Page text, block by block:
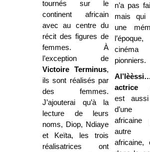
tournés sur le
continent africain
avec au centre du
récit des figures de
femmes. À
l’exception de
Victoire Terminus,
ils sont réalisés par
des femmes.
J’ajouterai qu’à la
lecture de leurs
noms, Diop, Ndiaye
et Keïta, les trois
réalisatrices ont
n’a pas
mais qui
une
pionniers.
actrice
est aussi
d’une
autre